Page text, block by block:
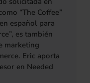
“The Coffee”
español para
es también
marketing
Eric aporta
en Needed